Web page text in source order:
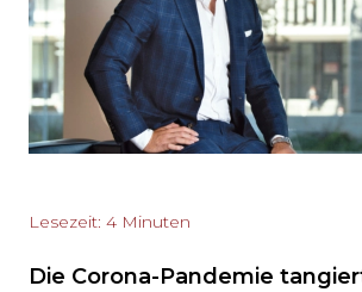
springen?
Lesezeit: 4 Minuten
Die Corona-Pandemie